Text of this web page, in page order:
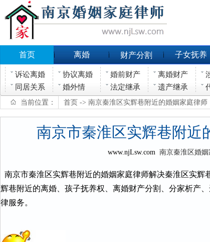
首页 离婚 财产分割 子女抚养
诉讼离婚 协议离婚 婚前财产 离婚财产
同居关系
婚外情 法定继承 遗产继承
当前位置： 首页 -> 南京秦淮区实辉巷附近的婚姻家庭律师
南京市秦淮区实辉巷附近
www.njLsw.com 南京秦淮区婚姻
南京市秦淮区实辉巷附近的婚姻家庭律师解决秦淮区实辉
辉巷附近的离婚、孩子抚养权、离婚财产分割、分家析产
律服务。